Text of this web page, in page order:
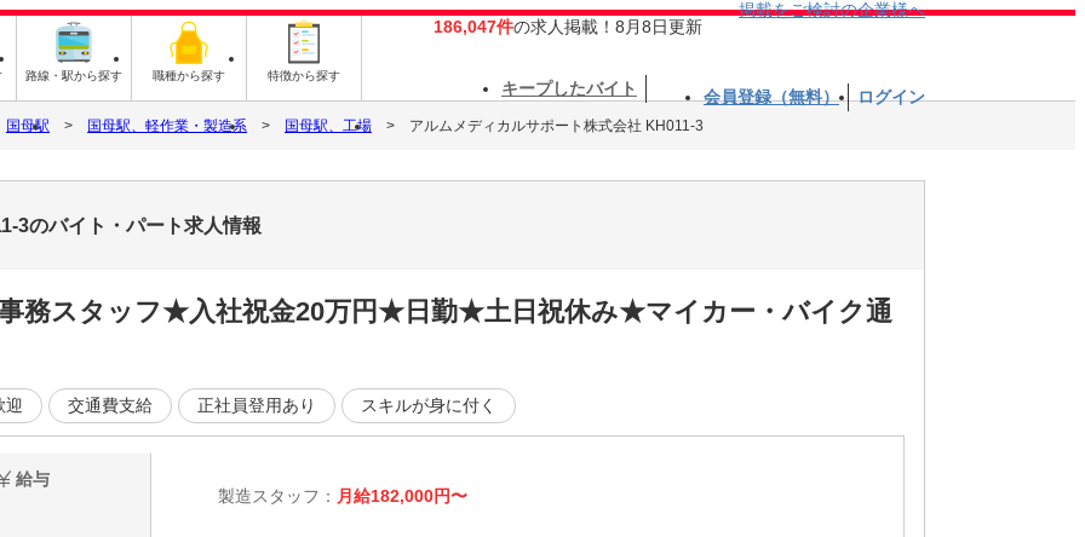
路線・駅から探す 職種から探す 特徴から探す
186,047件の求人掲載！8月8日更新
掲載をご検討の企業様へ
キープしたバイト 会員登録（無料） ログイン
国母駅 国母駅、軽作業・製造系 国母駅、工場 アルムメディカルサポート株式会社 KH011-3
3のバイト・パート求人情報
務スタッフ★入社祝金20万円★日勤★土日祝休み★マイカー・バイク通
迎 交通費支給 正社員登用あり スキルが身に付く
給与
製造スタッフ： 月給182,000円〜